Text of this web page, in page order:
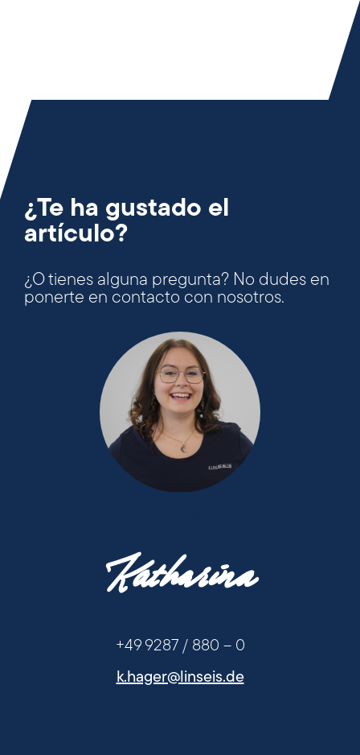
¿Te ha gustado el
artículo?
¿O tienes alguna pregunta? No dudes en
ponerte en contacto con nosotros.
Katharina
+49 9287 / 880 – 0
k.hager@linseis.de